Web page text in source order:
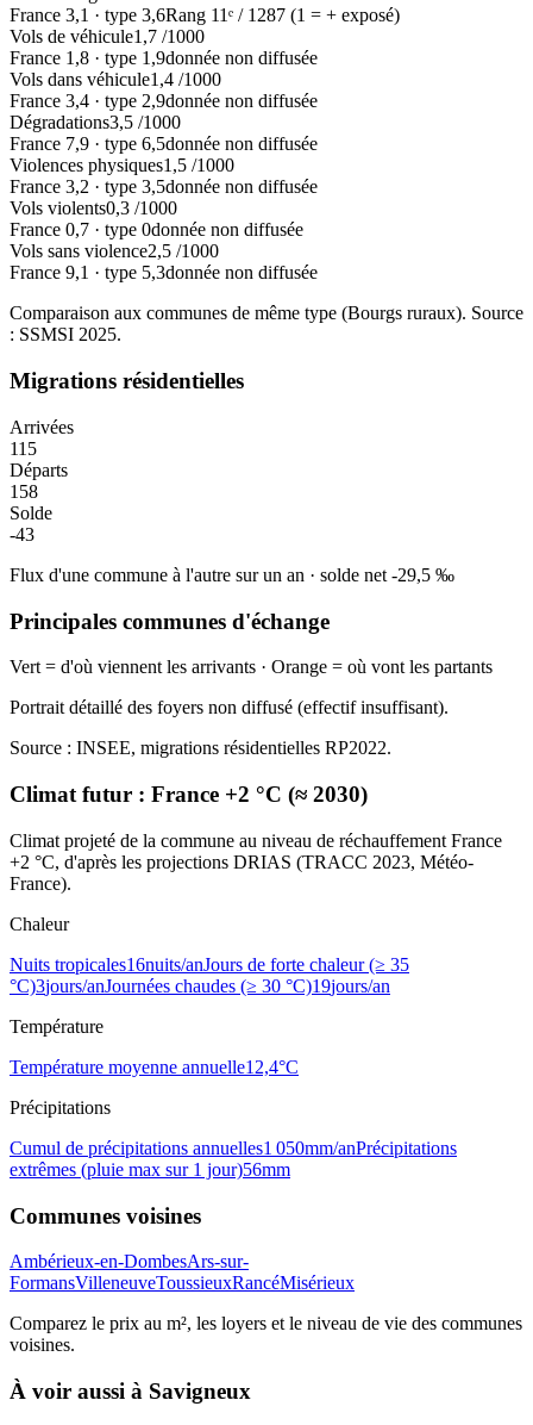
France 3,1 · type 3,6Rang 11ᵉ / 1287 (1 = + exposé)
Vols de véhicule1,7 /1000
France 1,8 · type 1,9donnée non diffusée
Vols dans véhicule1,4 /1000
France 3,4 · type 2,9donnée non diffusée
Dégradations3,5 /1000
France 7,9 · type 6,5donnée non diffusée
Violences physiques1,5 /1000
France 3,2 · type 3,5donnée non diffusée
Vols violents0,3 /1000
France 0,7 · type 0donnée non diffusée
Vols sans violence2,5 /1000
France 9,1 · type 5,3donnée non diffusée
Comparaison aux communes de même type (Bourgs ruraux). Source
: SSMSI 2025.
Migrations résidentielles
Arrivées
115
Départs
158
Solde
-43
Flux d'une commune à l'autre sur un an · solde net -29,5 ‰
Principales communes d'échange
Vert = d'où viennent les arrivants · Orange = où vont les partants
Portrait détaillé des foyers non diffusé (effectif insuffisant).
Source : INSEE, migrations résidentielles RP2022.
Climat futur : France +2 °C (≈ 2030)
Climat projeté de la commune au niveau de réchauffement France
+2 °C, d'après les projections DRIAS (TRACC 2023, Météo-
France).
Chaleur
Nuits tropicales16nuits/anJours de forte chaleur (≥ 35
°C)3jours/anJournées chaudes (≥ 30 °C)19jours/an
Température
Température moyenne annuelle12,4°C
Précipitations
Cumul de précipitations annuelles1 050mm/anPrécipitations
extrêmes (pluie max sur 1 jour)56mm
Communes voisines
Ambérieux-en-DombesArs-sur-
FormansVilleneuveToussieuxRancéMisérieux
Comparez le prix au m², les loyers et le niveau de vie des communes
voisines.
À voir aussi à Savigneux